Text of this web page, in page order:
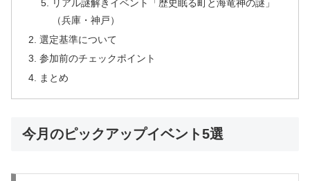
リアル謎解きイベント「歴史眠る町と海竜神の謎」
（兵庫・神戸）
選定基準について
参加前のチェックポイント
まとめ
今月のピックアップイベント5選